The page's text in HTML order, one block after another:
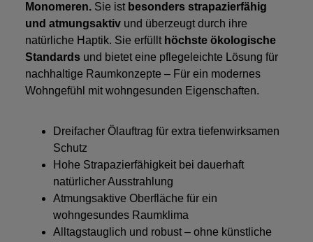
Monomeren. Sie ist besonders strapazierfähig
und atmungsaktiv und überzeugt durch ihre
natürliche Haptik. Sie erfüllt höchste ökologische
Standards und bietet eine pflegeleichte Lösung für
nachhaltige Raumkonzepte – Für ein modernes
Wohngefühl mit wohngesunden Eigenschaften.
Dreifacher Ölauftrag für extra tiefenwirksamen
Schutz
Hohe Strapazierfähigkeit bei dauerhaft
natürlicher Ausstrahlung
Atmungsaktive Oberfläche für ein
wohngesundes Raumklima
Alltagstauglich und robust – ohne künstliche